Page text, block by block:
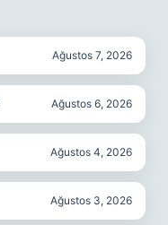
Ağustos 7, 2026
Ağustos 6, 2026
Ağustos 4, 2026
Ağustos 3, 2026